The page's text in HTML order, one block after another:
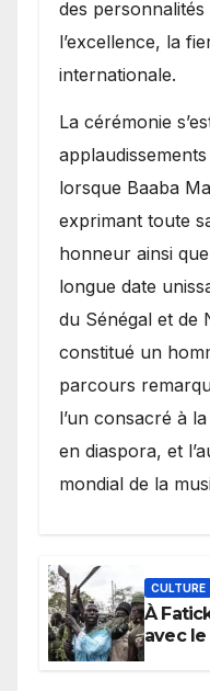
des
l’excellence, la
internationale.
​La cérémonie
lorsque Baaba
exprimant toute
honneur ainsi
longue date
du Sénégal et de
constitué un
parcours
l’un consacré à
en diaspora, et
mondial de la
CULTURE
À
avec